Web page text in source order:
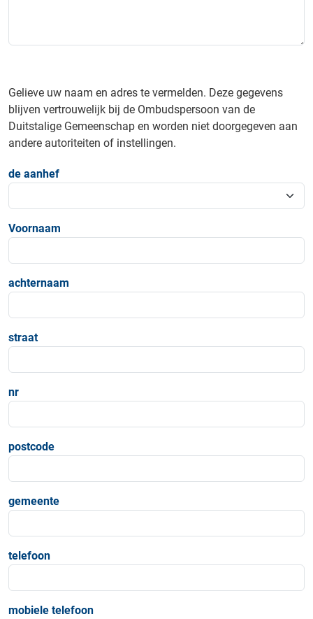
Gelieve uw naam en adres te vermelden. Deze gegevens
blijven vertrouwelijk bij de Ombudspersoon van de
Duitstalige Gemeenschap en worden niet doorgegeven aan
andere autoriteiten of instellingen.
de aanhef
Voornaam
achternaam
straat
nr
postcode
gemeente
telefoon
mobiele telefoon